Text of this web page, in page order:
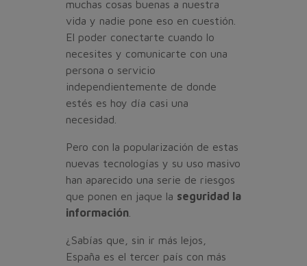
muchas cosas buenas a nuestra
vida y nadie pone eso en cuestión.
El poder conectarte cuando lo
necesites y comunicarte con una
persona o servicio
independientemente de donde
estés es hoy día casi una
necesidad.
Pero con la popularización de estas
nuevas tecnologías y su uso masivo
han aparecido una serie de riesgos
que ponen en jaque la seguridad la
información
¿Sabías que, sin ir más lejos,
España es el tercer país con más